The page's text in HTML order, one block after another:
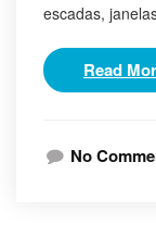
escadas,
Read
No